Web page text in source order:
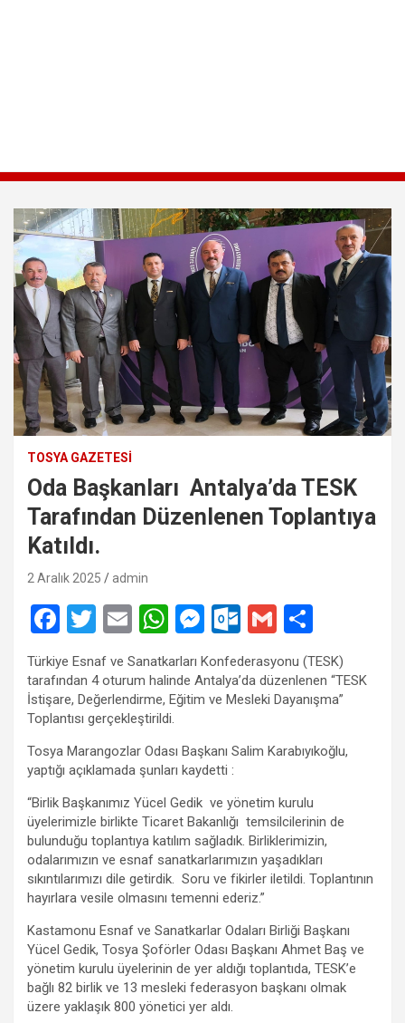
TOSYA GAZETESI
Oda Başkanları Antalya’da TESK
Tarafından Düzenlenen Toplantıya
Katıldı.
2 Aralık 2025 admin
F
a
ce
b
o
o
k
T
wi
tt
er
E
m
ail
W
h
at
s
A
p
p
M
es
se
n
er
O
ut
lo
o
c
o
m
G
ail
h
ar
e
Türkiye Esnaf ve Sanatkarları Konfederasyonu (TESK)
tarafından 4 oturum halinde Antalya’da düzenlenen “TESK
İstişare, Değerlendirme, Eğitim ve Mesleki Dayanışma”
Toplantısı gerçekleştirildi.
Tosya Marangozlar Odası Başkanı Salim Karabıyıkoğlu,
yaptığı açıklamada şunları kaydetti :
“Birlik Başkanımız Yücel Gedik ve yönetim kurulu
üyelerimizle birlikte Ticaret Bakanlığı temsilcilerinin de
bulunduğu toplantıya katılım sağladık. Birliklerimizin,
odalarımızın ve esnaf sanatkarlarımızın yaşadıkları
sıkıntılarımızı dile getirdik. Soru ve fikirler iletildi. Toplantının
hayırlara vesile olmasını temenni ederiz.”
Kastamonu Esnaf ve Sanatkarlar Odaları Birliği Başkanı
Yücel Gedik, Tosya Şoförler Odası Başkanı Ahmet Baş ve
yönetim kurulu üyelerinin de yer aldığı toplantıda, TESK’e
bağlı 82 birlik ve 13 mesleki federasyon başkanı olmak
üzere yaklaşık 800 yönetici yer aldı.